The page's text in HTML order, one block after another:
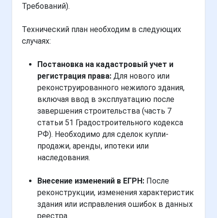
Требований).
Технический план необходим в следующих
случаях:
Постановка на кадастровый учет и
регистрация права: Для нового или
реконструированного нежилого здания,
включая ввод в эксплуатацию после
завершения строительства (часть 7
статьи 51 Градостроительного кодекса
РФ). Необходимо для сделок купли-
продажи, аренды, ипотеки или
наследования.
Внесение изменений в ЕГРН: После
реконструкции, изменения характеристик
здания или исправления ошибок в данных
реестра.